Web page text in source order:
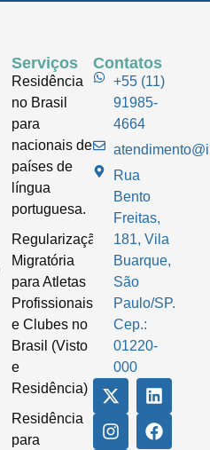
Serviços
Residência
no Brasil
para
nacionais de
países de
língua
portuguesa.
Regularização
Migratória
para Atletas
Profissionais
e Clubes no
Brasil (Visto
e
Residência)
Residência
para
Contatos
+55 (11)
91985-
4664
Rua
Bento
Freitas,
181, Vila
Buarque,
São
Paulo/SP.
Cep.:
01220-
000